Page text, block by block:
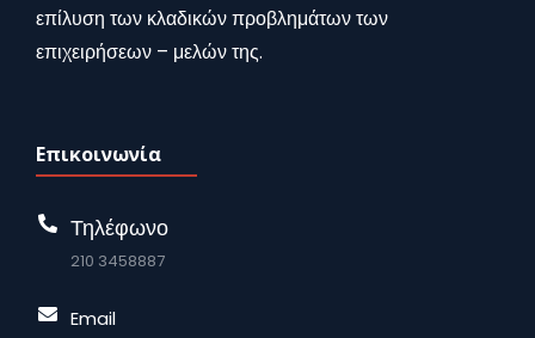
επίλυση των κλαδικών προβλημάτων των
επιχειρήσεων – μελών της.
Επικοινωνία
Τηλέφωνο
210 3458887
Email